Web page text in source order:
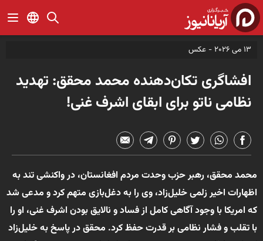
13 می 2026 - عکس
افشاگری تکان‌دهنده محمد محقق: تهدید
نظامی ناتو برای ابقای اشرف غنی!
محمد محقق، رهبر حزب وحدت مردم افغانستان، در واکنشی تند به
اظهارات اخیر زلمی خلیل‌زاد، وی را به دغل‌بازی متهم کرد و مدعی شد
که امریکا با وجود آگاهی کامل از فساد و نالایق بودن اشرف غنی، او را
با تقلب و فشار نظامی بر قدرت حفظ کرد. محقق در پاسخ به خلیل‌زاد